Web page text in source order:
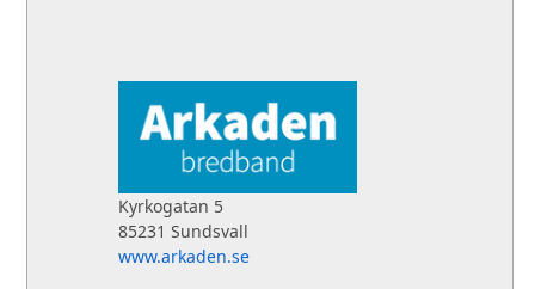
Kyrkogatan 5
85231 Sundsvall
www.arkaden.se